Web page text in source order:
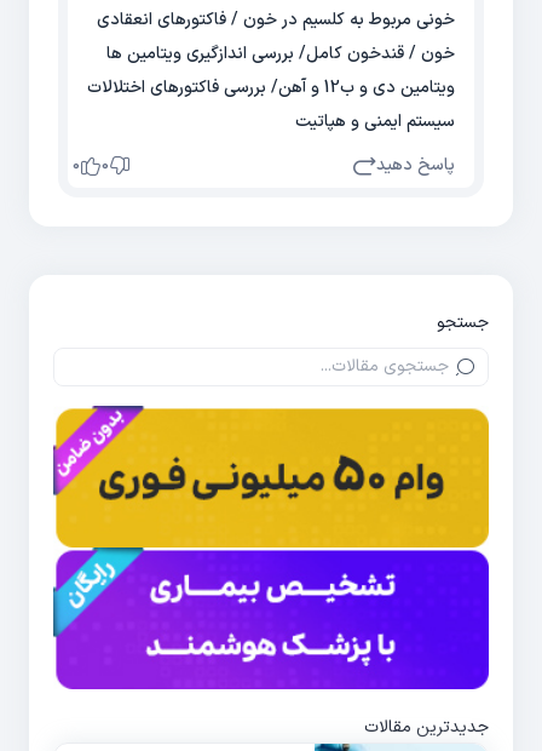
خونی مربوط به کلسیم در خون / فاکتورهای انعقادی
خون / قندخون کامل/ بررسی اندازگیری ویتامین ها
ویتامین دی و ب12 و آهن/ بررسی فاکتورهای اختلالات
سیستم ایمنی و هپاتیت
پاسخ دهید
0
0
جستجو
جدیدترین مقالات